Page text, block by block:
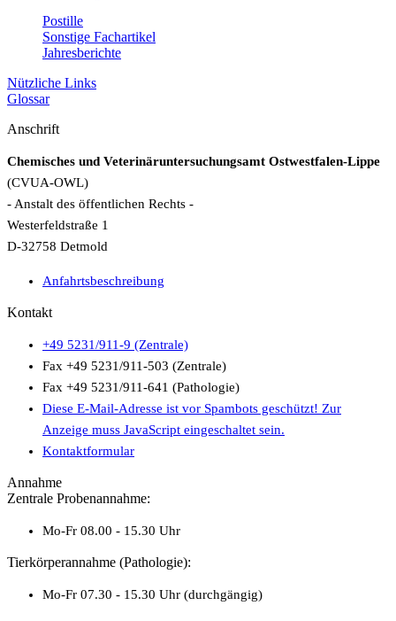
Postille
Sonstige Fachartikel
Jahresberichte
Nützliche Links
Glossar
Anschrift
Chemisches und Veterinäruntersuchungsamt Ostwestfalen-Lippe
(CVUA-OWL)
- Anstalt des öffentlichen Rechts -
Westerfeldstraße 1
D-32758 Detmold
Anfahrtsbeschreibung
Kontakt
+49 5231/911-9 (Zentrale)
Fax +49 5231/911-503 (Zentrale)
Fax +49 5231/911-641 (Pathologie)
Diese E-Mail-Adresse ist vor Spambots geschützt! Zur
Anzeige muss JavaScript eingeschaltet sein.
Kontaktformular
Annahme
Zentrale Probenannahme:
Mo-Fr 08.00 - 15.30 Uhr
Tierkörperannahme (Pathologie):
Mo-Fr 07.30 - 15.30 Uhr (durchgängig)